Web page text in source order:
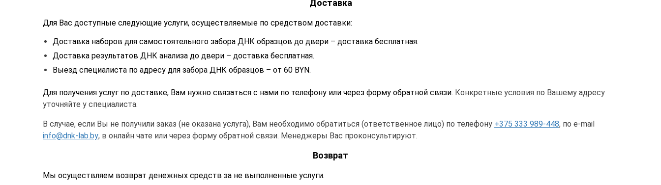
Доставка
Для Вас доступные следующие услуги, осуществляемые по средством доставки:
Доставка наборов для самостоятельного забора ДНК образцов до двери – доставка бесплатная.
Доставка результатов ДНК анализа до двери – доставка бесплатная.
Выезд специалиста по адресу для забора ДНК образцов – от 60 BYN.
Для получения услуг по доставке, Вам нужно связаться с нами по телефону или через форму обратной связи. Конкретные условия по Вашему адресу
уточняйте у специалиста.
В случае, если Вы не получили заказ (не оказана услуга), Вам необходимо обратиться (ответственное лицо) по телефону +375 333 989-448, по e-mail
info@dnk-lab.by, в онлайн чате или через форму обратной связи. Менеджеры Вас проконсультируют.
Возврат
Мы осуществляем возврат денежных средств за не выполненные услуги.